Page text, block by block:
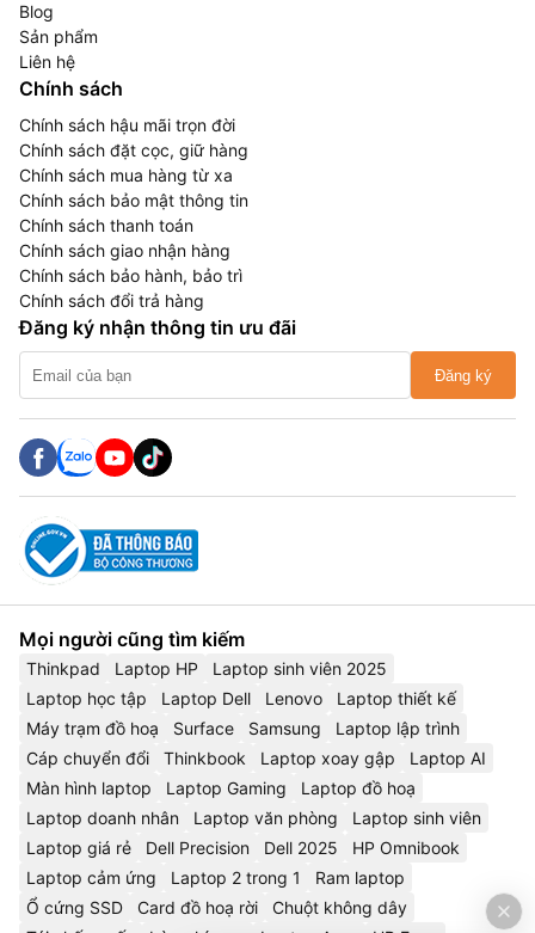
Blog
Sản phẩm
Liên hệ
Chính sách
Chính sách hậu mãi trọn đời
Chính sách đặt cọc, giữ hàng
Chính sách mua hàng từ xa
Chính sách bảo mật thông tin
Chính sách thanh toán
Chính sách giao nhận hàng
Chính sách bảo hành, bảo trì
Chính sách đổi trả hàng
Đăng ký nhận thông tin ưu đãi
Đăng ký
Mọi người cũng tìm kiếm
Thinkpad Laptop HP
Laptop sinh viên 2025
Laptop học tập
Laptop Dell Lenovo
Laptop thiết kế
Máy trạm đồ hoạ
Surface Samsung
Laptop lập trình
Cáp chuyển đổi
Thinkbook Laptop xoay gập
Laptop AI
Màn hình laptop
Laptop Gaming
Laptop đồ hoạ
Laptop doanh nhân
Laptop văn phòng
Laptop sinh viên
Laptop giá rẻ
Dell Precision Dell 2025
HP Omnibook
Laptop cảm ứng
Laptop 2 trong 1
Ram laptop
Ổ cứng SSD
Card đồ hoạ rời
Chuột không dây